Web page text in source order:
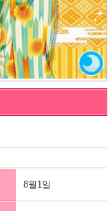
8월1일